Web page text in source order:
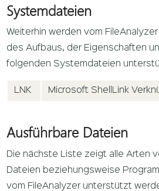
Systemdateien
Weiterhin werden vom
des Aufbaus, der Eigenschaften
folgenden Systemdateien
LNK Microsoft ShellLink
Ausführbare Dateien
Die nächste Liste zeigt alle Arten
Dateien beziehungsweise
vom FileAnalyzer unterstützt